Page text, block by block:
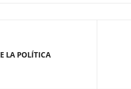
LA POLÍTICA